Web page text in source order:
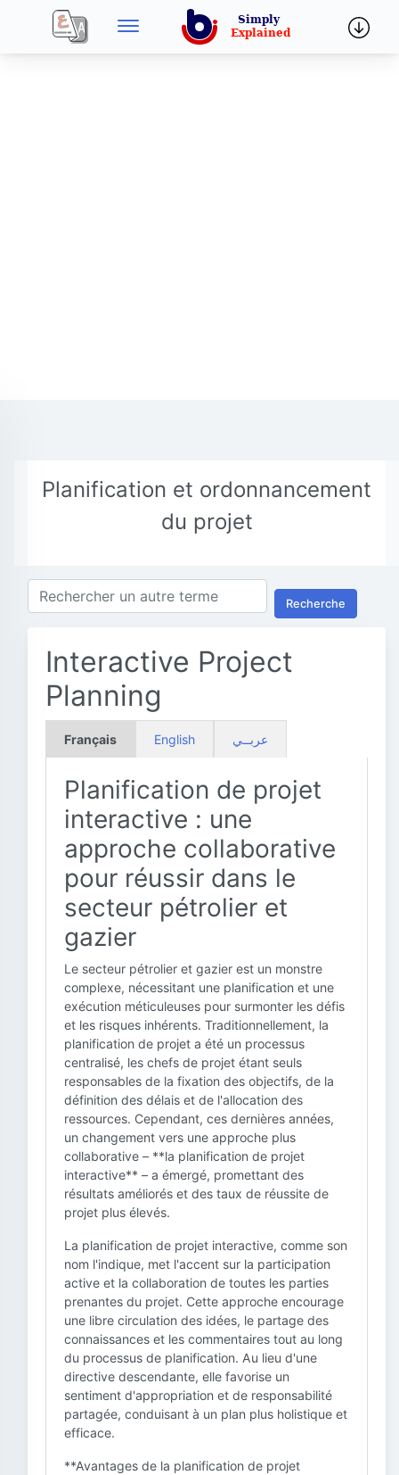
Planification et ordonnancement
du projet
Recherche
Interactive Project
Planning
Français English عربــي
Planification de projet
interactive : une
approche collaborative
pour réussir dans le
secteur pétrolier et
gazier
Le secteur pétrolier et gazier est un monstre
complexe, nécessitant une planification et une
exécution méticuleuses pour surmonter les défis
et les risques inhérents. Traditionnellement, la
planification de projet a été un processus
centralisé, les chefs de projet étant seuls
responsables de la fixation des objectifs, de la
définition des délais et de l'allocation des
ressources. Cependant, ces dernières années,
un changement vers une approche plus
collaborative – **la planification de projet
interactive** – a émergé, promettant des
résultats améliorés et des taux de réussite de
projet plus élevés.
La planification de projet interactive, comme son
nom l'indique, met l'accent sur la participation
active et la collaboration de toutes les parties
prenantes du projet. Cette approche encourage
une libre circulation des idées, le partage des
connaissances et les commentaires tout au long
du processus de planification. Au lieu d'une
directive descendante, elle favorise un
sentiment d'appropriation et de responsabilité
partagée, conduisant à un plan plus holistique et
efficace.
**Avantages de la planification de projet